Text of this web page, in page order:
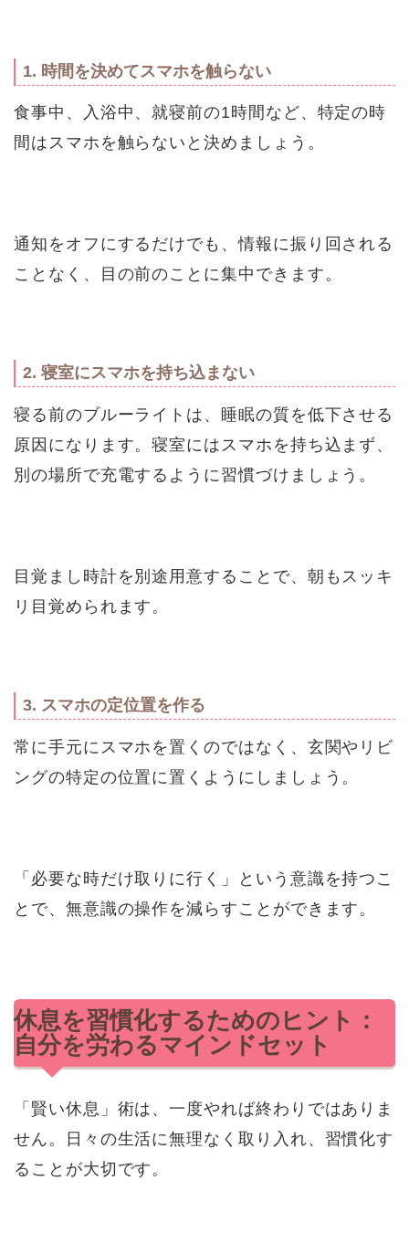
1. 時間を決めてスマホを触らない
食事中、入浴中、就寝前の1時間など、特定の時
間はスマホを触らないと決めましょう。
通知をオフにするだけでも、情報に振り回される
ことなく、目の前のことに集中できます。
2. 寝室にスマホを持ち込まない
寝る前のブルーライトは、睡眠の質を低下させる
原因になります。寝室にはスマホを持ち込まず、
別の場所で充電するように習慣づけましょう。
目覚まし時計を別途用意することで、朝もスッキ
リ目覚められます。
3. スマホの定位置を作る
常に手元にスマホを置くのではなく、玄関やリビ
ングの特定の位置に置くようにしましょう。
「必要な時だけ取りに行く」という意識を持つこ
とで、無意識の操作を減らすことができます。
休息を習慣化するためのヒント：
自分を労わるマインドセット
「賢い休息」術は、一度やれば終わりではありま
せん。日々の生活に無理なく取り入れ、習慣化す
ることが大切です。